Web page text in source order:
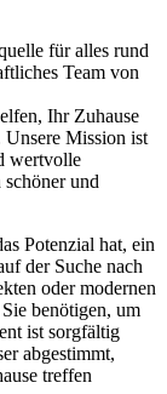
für alles rund
Team von
Ihr Zuhause
Unsere Mission ist
wertvolle
und
Potenzial hat, ein
der Suche nach
oder modernen
benötigen, um
ist sorgfältig
abgestimmt,
treffen